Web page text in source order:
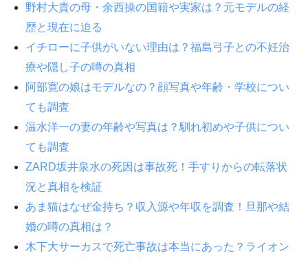
野村大貴の母・余西操の国籍や実家は？元モデルの経
歴と現在に迫る
イチローに子供がいない理由は？福島弓子との不妊治
療や隠し子の噂の真相
阿部寛の娘はモデルなの？顔写真や年齢・学校につい
ても調査
温水洋一の妻の年齢や写真は？馴れ初めや子供につい
ても調査
ZARD坂井泉水の死因は事故死！手すりからの転落状
況と真相を検証
あま猫はなぜ金持ち？収入源や年収を調査！旦那や結
婚の噂の真相は？
木下大サーカスで死亡事故は本当にあった？ライオン